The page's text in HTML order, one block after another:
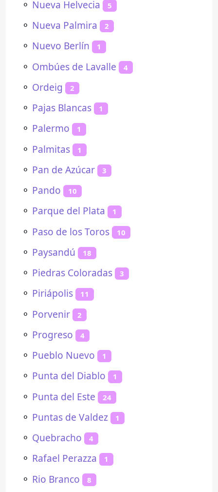
⚬ Nueva Helvecia 5
⚬ Nueva Palmira 2
⚬ Nuevo Berlín 1
⚬ Ombúes de Lavalle 4
⚬ Ordeig 2
⚬ Pajas Blancas 1
⚬ Palermo 1
⚬ Palmitas 1
⚬ Pan de Azúcar 3
⚬ Pando 10
⚬ Parque del Plata 1
⚬ Paso de los Toros 10
⚬ Paysandú 18
⚬ Piedras Coloradas 3
⚬ Piriápolis 11
⚬ Porvenir 2
⚬ Progreso 4
⚬ Pueblo Nuevo 1
⚬ Punta del Diablo 1
⚬ Punta del Este 24
⚬ Puntas de Valdez 1
⚬ Quebracho 4
⚬ Rafael Perazza 1
⚬ Rio Branco 8